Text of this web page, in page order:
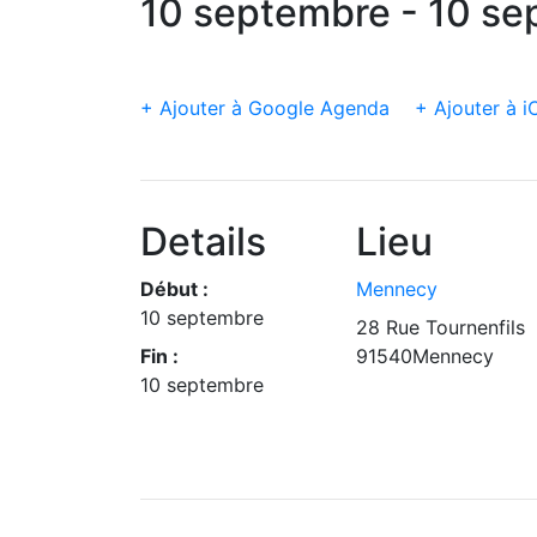
10 septembre - 10
+ Ajouter à Google Agenda + Ajouter à
Details
Début :
10 septembre
Fin :
10 septembre
Lieu
Mennecy
28 Rue Tournenfils
91540Mennecy